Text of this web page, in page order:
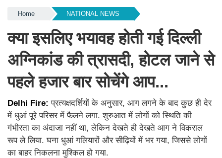
Home NATIONAL NEWS
क्या इसलिए भयावह होती गई दिल्ली
अग्निकांड की त्रासदी, होटल जाने से
पहले हजार बार सोचेंगे आप...
Delhi Fire:प्रत्यक्षदर्शियों के अनुसार, आग लगने के बाद कुछ ही देर
में धुआं पूरे परिसर में फैलने लगा. शुरुआत में लोगों को स्थिति की
गंभीरता का अंदाजा नहीं था, लेकिन देखते ही देखते आग ने विकराल
रूप ले लिया. घना धुआं गलियारों और सीढ़ियों में भर गया, जिससे लोगों
का बाहर निकलना मुश्किल हो गया.